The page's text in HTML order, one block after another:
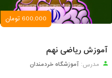
600,000 تومان
آموزش ریاضی نهم
مدرس: آموزشگاه خردمندان